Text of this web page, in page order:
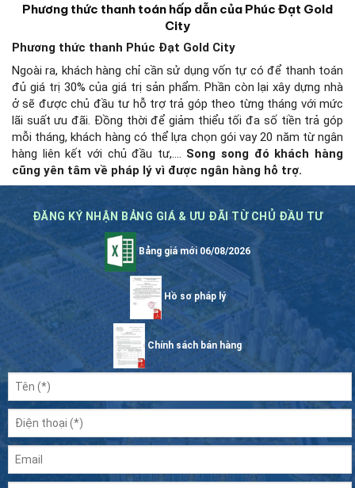
Phương thức thanh toán hấp dẫn của Phúc Đạt Gold
City
Phương thức thanh Phúc Đạt Gold City
Ngoài ra, khách hàng chỉ cần sử dụng vốn tự có để thanh toán
đủ giá trị 30% của giá trị sản phẩm. Phần còn lại xây dựng nhà
ở sẽ được chủ đầu tư hỗ trợ trả góp theo từng tháng với mức
lãi suất ưu đãi. Đồng thời để giảm thiểu tối đa số tiền trả góp
mỗi tháng, khách hàng có thể lựa chọn gói vay 20 năm từ ngân
hàng liên kết với chủ đầu tư,…. Song song đó khách hàng
cũng yên tâm về pháp lý vì được ngân hàng hỗ trợ.
ĐĂNG KÝ NHẬN BẢNG GIÁ & ƯU ĐÃI TỪ CHỦ ĐẦU TƯ
Bảng giá mới 06/08/2026
Hồ sơ pháp lý
Chính sách bán hàng